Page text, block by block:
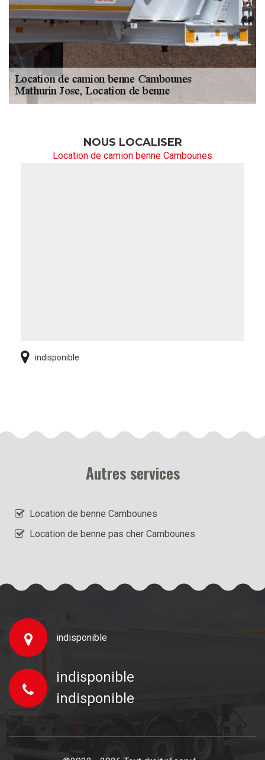
NOUS LOCALISER
Location de camion benne Cambounes
indisponible
Autres services
Location de benne Cambounes
Location de benne pas cher Cambounes
indisponible
indisponible
indisponible